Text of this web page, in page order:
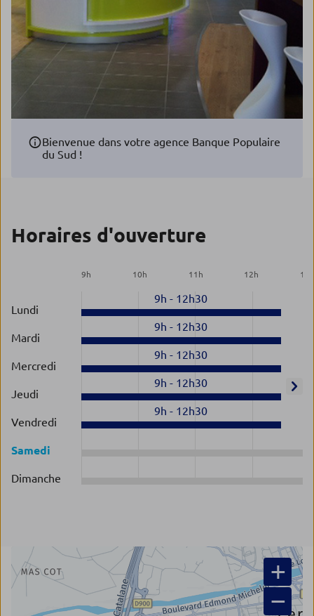
Bienvenue dans votre agence Banque Populaire
du Sud !
Horaires d'ouverture
9h 10h 11 h 12h 13
Lundi
9h - 12h30
Mardi
9h - 12h30
Mercredi
9h - 12h30
Jeudi
9h - 12h30
Vendredi
9h - 12h30
Samedi
Dimanche
+
−